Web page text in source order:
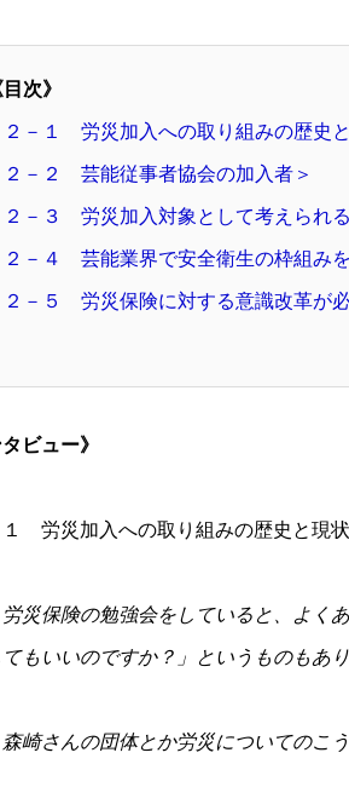
目次》
２－１ 労災加入への取り組みの歴史
２－２ 芸能従事者協会の加入者＞
２－３ 労災加入対象として考えられ
２－４ 芸能業界で安全衛生の枠組み
２－５ 労災保険に対する意識改革が
タビュー》
１ 労災加入への取り組みの歴史と現
保険の勉強会をしていると、よくあ
もいいのですか？」というものもあ
さんの団体とか労災についてのこう